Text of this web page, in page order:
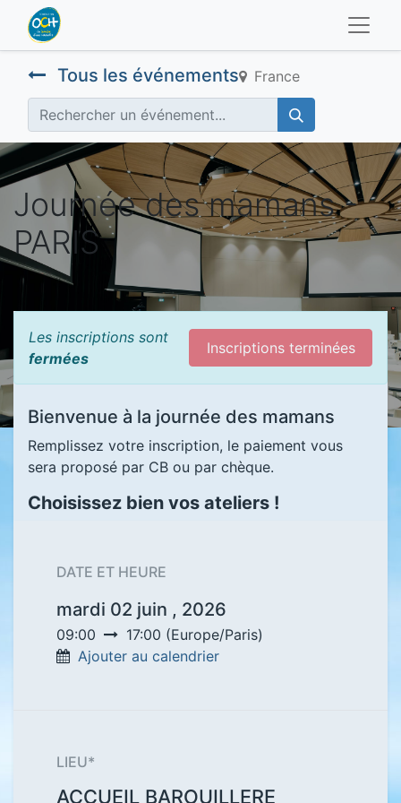
Tous les événements France
Journée des mamans -
PARIS
Les inscriptions sont
fermées
Inscriptions terminées
Bienvenue à la journée des mamans
Remplissez votre inscription, le paiement vous
sera proposé par CB ou par chèque.
Choisissez bien vos ateliers !
DATE ET HEURE
mardi 02 juin , 2026
09:00 17:00 (Europe/Paris)
Ajouter au calendrier
LIEU*
ACCUEIL BAROUILLERE